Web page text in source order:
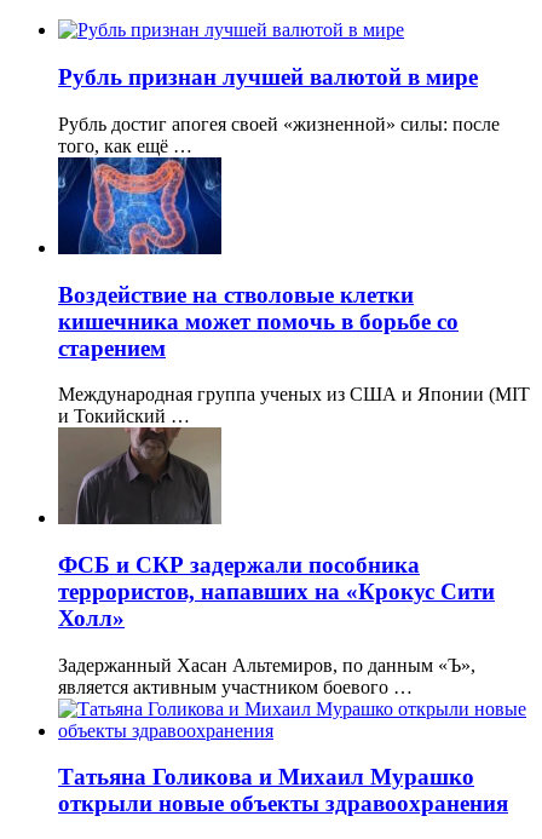
Рубль признан лучшей валютой в мире
Рубль достиг апогея своей «жизненной» силы: после
того, как ещё …
Воздействие на стволовые клетки
кишечника может помочь в борьбе со
старением
Международная группа ученых из США и Японии (MIT
и Токийский …
ФСБ и СКР задержали пособника
террористов, напавших на «Крокус Сити
Холл»
Задержанный Хасан Альтемиров, по данным «Ъ»,
является активным участником боевого …
Татьяна Голикова и Михаил Мурашко
открыли новые объекты здравоохранения